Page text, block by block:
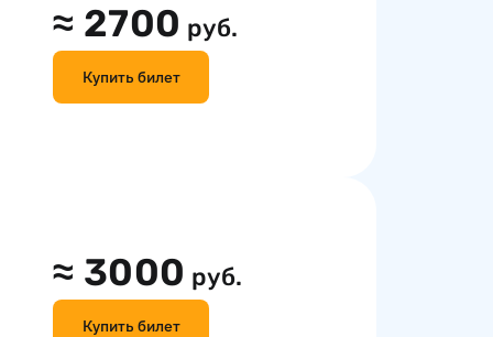
≈ 2700 руб.
Купить билет
≈ 3000 руб.
Купить билет